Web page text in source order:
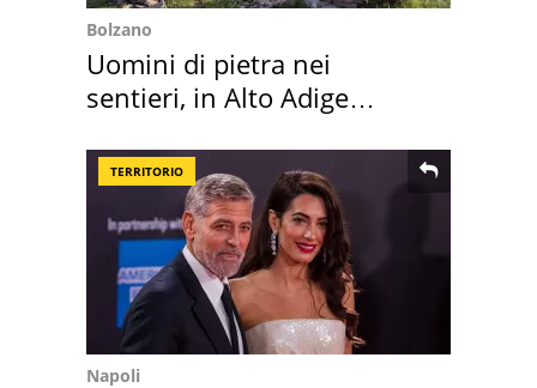
Bolzano
Uomini di pietra nei
sentieri, in Alto Adige
TERRITORIO
Napoli